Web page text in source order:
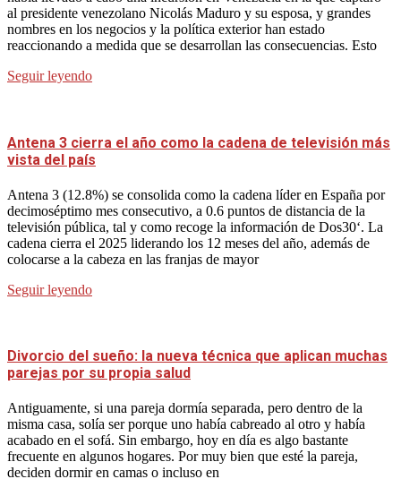
al presidente venezolano Nicolás Maduro y su esposa, y grandes
nombres en los negocios y la política exterior han estado
reaccionando a medida que se desarrollan las consecuencias. Esto
Seguir leyendo
Antena 3 cierra el año como la cadena de televisión más
vista del país
Antena 3 (12.8%) se consolida como la cadena líder en España por
decimoséptimo mes consecutivo, a 0.6 puntos de distancia de la
televisión pública, tal y como recoge la información de Dos30‘. La
cadena cierra el 2025 liderando los 12 meses del año, además de
colocarse a la cabeza en las franjas de mayor
Seguir leyendo
Divorcio del sueño: la nueva técnica que aplican muchas
parejas por su propia salud
Antiguamente, si una pareja dormía separada, pero dentro de la
misma casa, solía ser porque uno había cabreado al otro y había
acabado en el sofá. Sin embargo, hoy en día es algo bastante
frecuente en algunos hogares. Por muy bien que esté la pareja,
deciden dormir en camas o incluso en